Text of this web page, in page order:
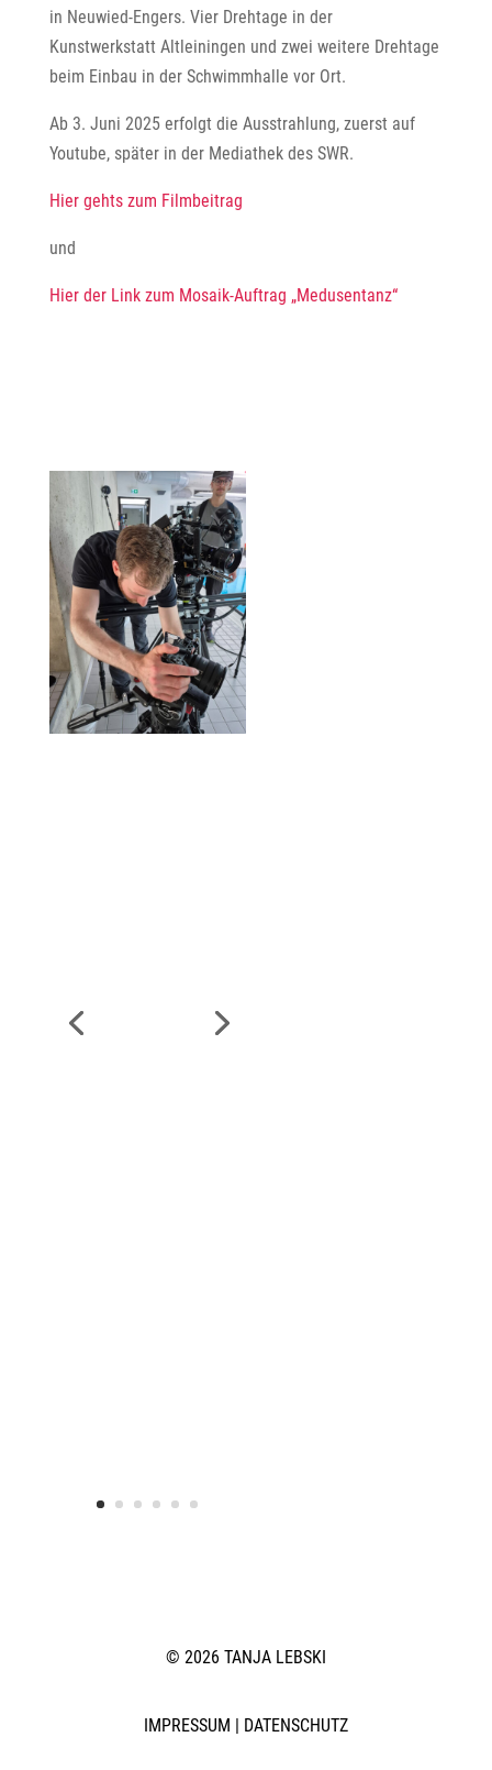
in Neuwied-Engers. Vier Drehtage in der
Kunstwerkstatt Altleiningen und zwei weitere Drehtage
beim Einbau in der Schwimmhalle vor Ort.
Ab 3. Juni 2025 erfolgt die Ausstrahlung, zuerst auf
Youtube, später in der Mediathek des SWR.
Hier gehts zum Filmbeitrag
und
Hier der Link zum Mosaik-Auftrag „Medusentanz“
© 2026 TANJA LEBSKI
IMPRESSUM | DATENSCHUTZ